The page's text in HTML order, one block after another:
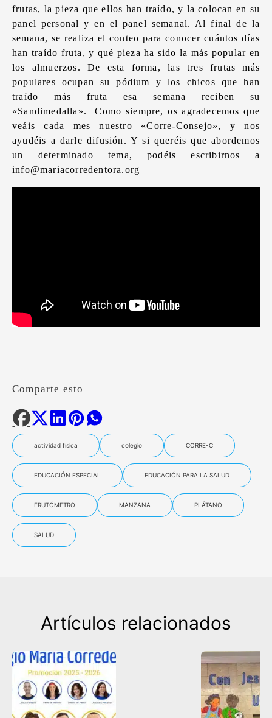
frutas, la pieza que ellos han traído, y la colocan en su
panel personal y en el panel semanal. Al final de la
semana, se realiza el conteo para conocer cuántos días
han traído fruta, y qué pieza ha sido la más popular en
los almuerzos. De esta forma, las tres frutas más
populares ocupan su pódium y los chicos que han
traído más fruta esa semana reciben su
«Sandimedalla». Como siempre, os agradecemos que
veáis cada mes nuestro «Corre-Consejo», y nos
ayudéis a darle difusión. Y si queréis que abordemos
un determinado tema, podéis escribirnos a
info@mariacorredentora.org
Comparte esto
actividad física colegio CORRE-C
EDUCACIÓN ESPECIAL EDUCACIÓN PARA LA SALUD
FRUTÓMETRO MANZANA PLÁTANO
SALUD
Artículos relacionados